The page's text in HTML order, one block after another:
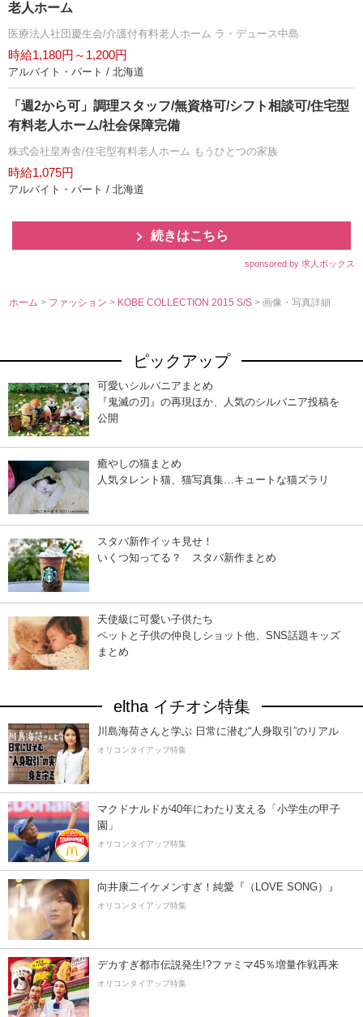
老人ホーム
医療法人社団慶生会/介護付有料老人ホーム ラ・デュース中島
時給1,180円～1,200円
アルバイト・パート / 北海道
「週2から可」調理スタッフ/無資格可/シフト相談可/住宅型
有料老人ホーム/社会保障完備
株式会社皇寿舎/住宅型有料老人ホーム もうひとつの家族
時給1,075円
アルバイト・パート / 北海道
続きはこちら
sponsored by 求人ボックス
ホーム > ファッション> KOBE COLLECTION 2015 S/S> 画像・写真詳細
ピックアップ
可愛いシルバニアまとめ
『鬼滅の刃』の再現ほか、人気のシルバニア投稿を
公開
癒やしの猫まとめ
人気タレント猫、猫写真集…キュートな猫ズラリ
スタバ新作イッキ見せ！
いくつ知ってる？ スタバ新作まとめ
天使級に可愛い子供たち
ペットと子供の仲良しショット他、SNS話題キッズ
まとめ
eltha イチオシ特集
川島海荷さんと学ぶ 日常に潜む“人身取引”のリアル
オリコンタイアップ特集
マクドナルドが40年にわたり支える「小学生の甲子
園」
オリコンタイアップ特集
向井康二イケメンすぎ！純愛『（LOVE SONG）』
オリコンタイアップ特集
デカすぎ都市伝説発生!?ファミマ45％増量作戦再来
オリコンタイアップ特集